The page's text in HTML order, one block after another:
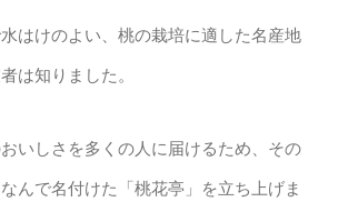
はけのよい、桃の栽培に適した名産地
は知りました。
いしさを多くの人に届けるため、その
んで名付けた「桃花亭」を立ち上げま